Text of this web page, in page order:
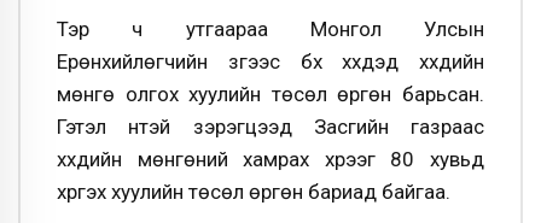
Тэр ч утгаараа Монгол Улсын
Ерөнхийлөгчийн зүгээс бүх хүүхдэд хүүхдийн
мөнгө олгох хуулийн төсөл өргөн барьсан.
Гэтэл үүнтэй зэрэгцээд Засгийн газраас
хүүхдийн мөнгөний хамрах хүрээг 80 хувьд
хүргэх хуулийн төсөл өргөн бариад байгаа.